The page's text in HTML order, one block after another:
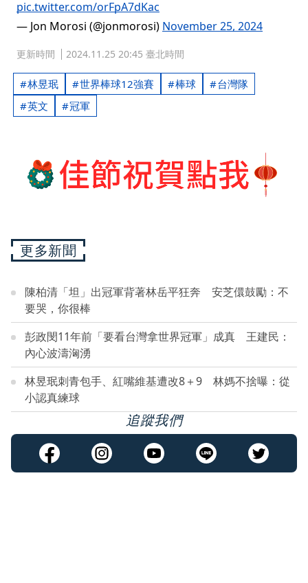
pic.twitter.com/orFpA7dKac
— Jon Morosi (@jonmorosi) November 25, 2024
更新時間 2024.11.25 20:45 臺北時間
林昱珉 世界棒球12強賽 棒球
台灣隊
英文
冠軍
更多新聞
陳柏清「坦」出冠軍背著林岳平狂奔 安芝儇鼓勵：不
要哭，你很棒
彭政閔11年前「要看台灣拿世界冠軍」成真 王建民：
內心波濤洶湧
林昱珉刺青包手、紅嘴維基遭改8＋9 林媽不捨曝：從
小認真練球
追蹤我們